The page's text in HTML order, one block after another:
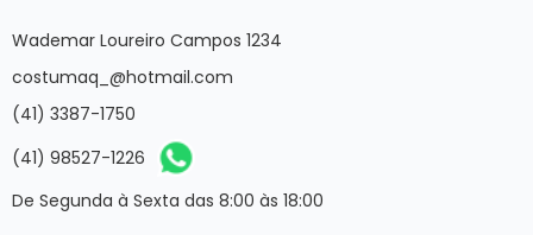
Wademar Loureiro Campos 1234
costumaq_@hotmail.com
(41) 3387-1750
(41) 98527-1226
De Segunda à Sexta das 8:00 às 18:00